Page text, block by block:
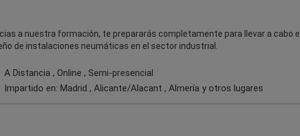
a nuestra formación, te prepararás completamente para llevar a cabo el
de instalaciones neumáticas en el sector industrial.
A Distancia , Online , Semi-presencial
Impartido en: Madrid , Alicante/Alacant , Almería y otros lugares